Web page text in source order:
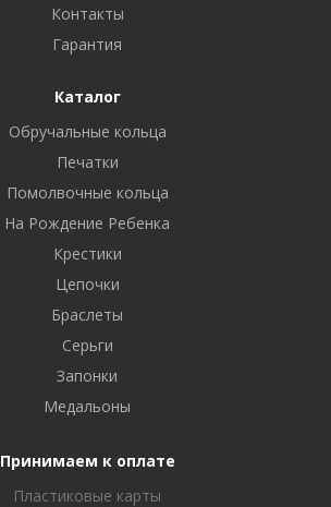
Контакты
Гарантия
Каталог
Обручальные кольца
Печатки
Помолвочные кольца
На Рождение Ребенка
Крестики
Цепочки
Браслеты
Серьги
Запонки
Медальоны
Принимаем к оплате
Пластиковые карты